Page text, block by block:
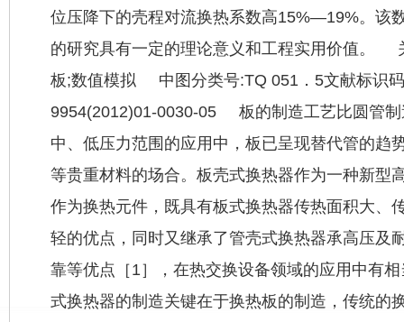
位压降下的壳程对流换热系数高15%—19%。该
的研究具有一定的理论意义和工程实用价值。
板;数值模拟 中图分类号:TQ 051．5文献标识
9954(2012)01-0030-05 板的制造工艺比圆管制
中、低压力范围的应用中，板已呈现替代管的趋
等贵重材料的场合。板壳式换热器作为一种新型
作为换热元件，既具有板式换热器传热面积大、
轻的优点，同时又继承了管壳式换热器承高压及
靠等优点［1］，在热交换设备领域的应用中有
式换热器的制造关键在于换热板的制造，传统的